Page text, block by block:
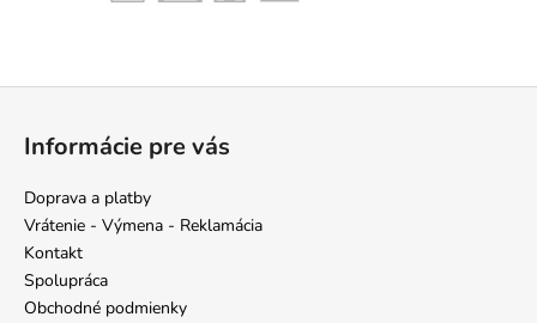
Informácie pre vás
Doprava a platby
Vrátenie - Výmena - Reklamácia
Kontakt
Spolupráca
Obchodné podmienky